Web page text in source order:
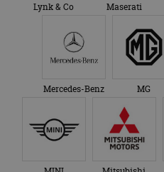
Lynk & Co Maserati
Mercedes-Benz MG